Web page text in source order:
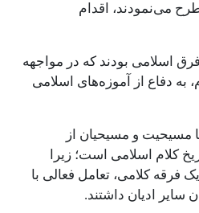
می‌نمودند، اقدام
اسلامی بودند که در مواجهه
به دفاع از آموزه‌های اسلامی
مسیحیت و مسیحیان از
کلام اسلامی است؛ زیرا
فرقه کلامی، تعامل فعالی با
سایر ادیان داشتند.